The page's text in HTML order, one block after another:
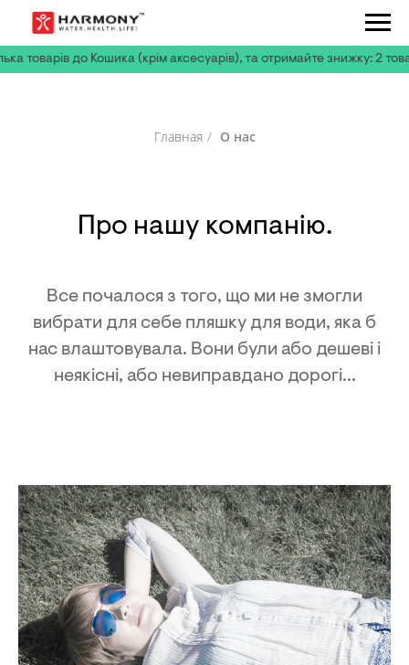
товарів до Кошика (крім аксесуарів), та отримайте знижку: 2
Главная / О нас
Про нашу компанію.
Все почалося з того, що ми не змогли
вибрати для себе пляшку для води, яка б
нас влаштовувала. Вони були або дешеві і
неякісні, або невиправдано дорогі...